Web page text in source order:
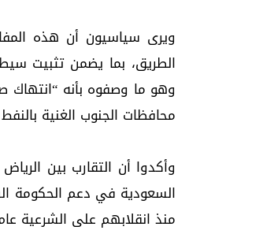
ويرى سياسيون أن هذه
الطريق، بما يضمن تثبيت
وهو ما وصفوه بأنه
محافظات الجنوب الغنية
وأكدوا أن التقارب بين
السعودية في دعم الحكومة
منذ انقلابهم على الشرعية عام